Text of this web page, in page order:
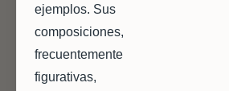
ejemplos. Sus
composiciones,
frecuentemente
figurativas,